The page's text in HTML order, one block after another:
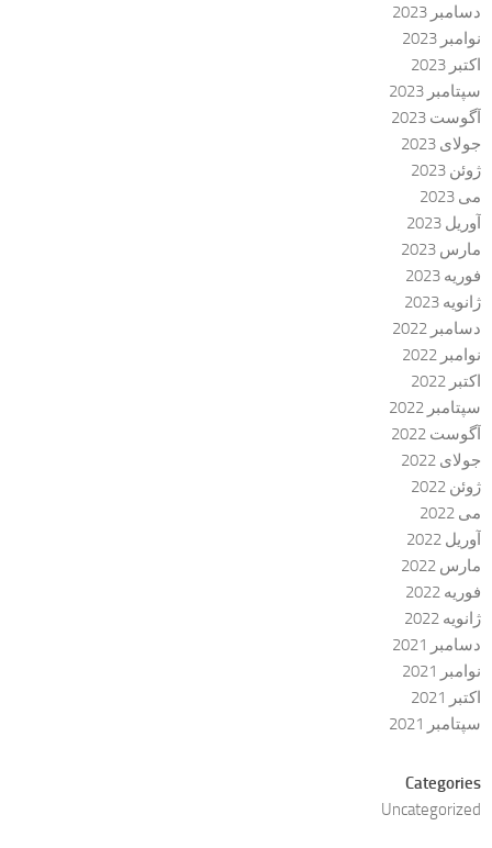
دسامبر 2023
نوامبر 2023
اکتبر 2023
سپتامبر 2023
آگوست 2023
جولای 2023
ژوئن 2023
می 2023
آوریل 2023
مارس 2023
فوریه 2023
ژانویه 2023
دسامبر 2022
نوامبر 2022
اکتبر 2022
سپتامبر 2022
آگوست 2022
جولای 2022
ژوئن 2022
می 2022
آوریل 2022
مارس 2022
فوریه 2022
ژانویه 2022
دسامبر 2021
نوامبر 2021
اکتبر 2021
سپتامبر 2021
Categories
Uncategorized